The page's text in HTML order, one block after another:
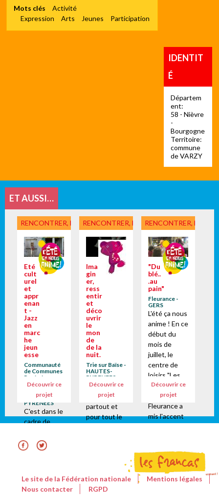
Mots clés
Activité
Expression
Arts Jeunes Participation
IDENTIT
É
Départem
ent:
58 - Nièvre
-
Bourgogne
Territoire:
commune
de VARZY
ET AUSSI…
RENCONTRER, DÉCOUVRIR
Eté
cult
urel
et
appr
enan
t -
Jazz
en
marc
he
jeun
esse
Communauté
de Communes
Pyrénées
Vallées des
HAUTES-
PYRENEES
C'est dans le
cadre de
et apprenant
soutenu par
que nous
avons
Découvrir ce
projet
RENCONTRER, DÉCOUVRIR
Ima
gin
er,
ress
entir
et
déco
uvrir
le
mon
de
de la
nuit.
Trie sur Baïse -
HAUTES-
PYRENEES
Depuis
toujours,
partout et
pour tout le
universel et
accessible :
Découvrir ce
projet
RENCONTRER,
"Du
blé..
.au
pain"
Fleurance -
GERS
L'été ça nous
anime ! En ce
début du
mois de
juillet, le
centre de
loisirs "Les
Petits
Princes" de
Fleurance a
mis l'accent
la ferme, les
herbes
aromatiques,
Découvrir ce
projet
Le site de la Fédération nationale
Mentions légales
Nous contacter
RGPD